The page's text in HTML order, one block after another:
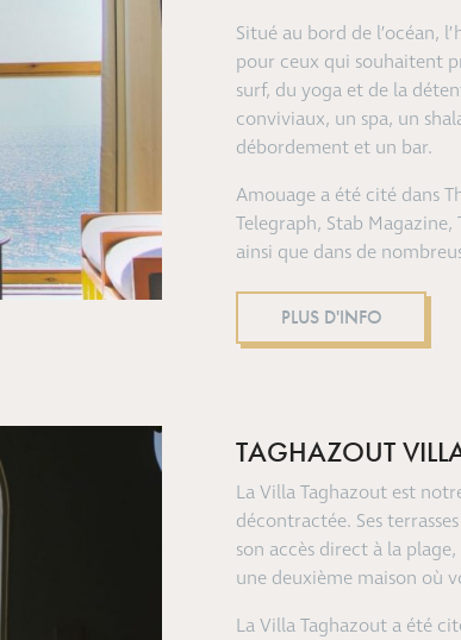
Situé au bord de l’océan,
pour ceux qui souhaitent
surf, du yoga et de la
conviviaux, un spa, un
débordement et un bar.
Amouage a été cité dans
Telegraph, Stab
ainsi que dans de
PLUS D'INFO
TAGHAZOUT
La Villa Taghazout est
décontractée. Ses
son accès direct à la
une deuxième maison où
La Villa Taghazout a été